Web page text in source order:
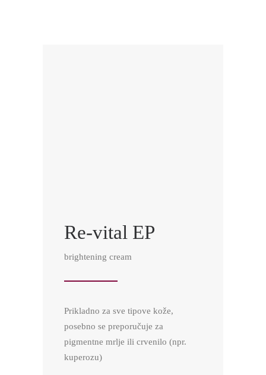
Re-vital EP
brightening cream
Prikladno za sve tipove kože,
posebno se preporučuje za
pigmentne mrlje ili crvenilo (npr.
kuperozu)